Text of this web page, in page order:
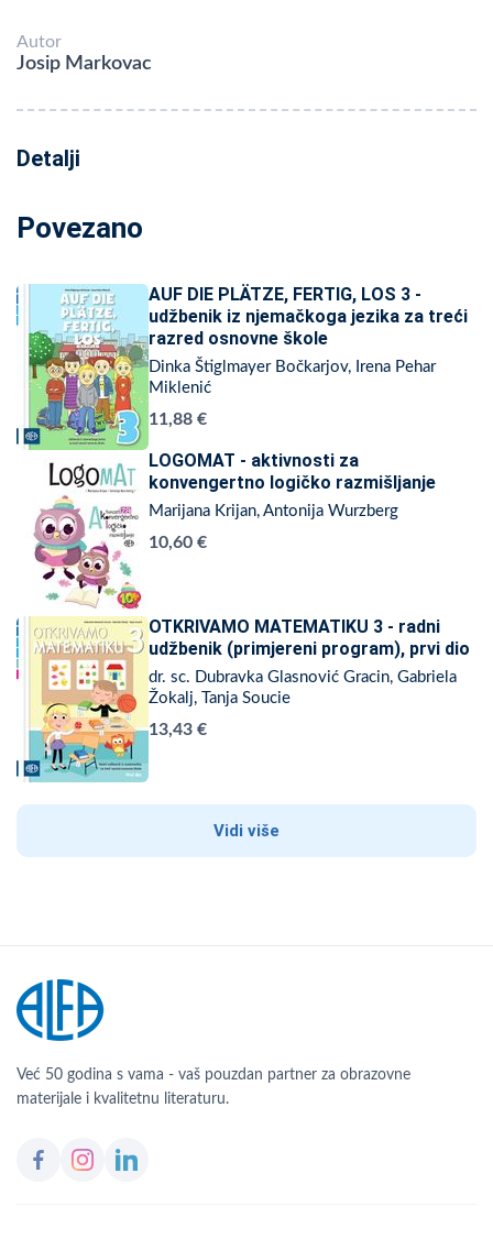
Autor
Josip Markovac
Detalji
Povezano
AUF DIE PLÄTZE, FERTIG, LOS 3 -
udžbenik iz njemačkoga jezika za treći
razred osnovne škole
Dinka Štiglmayer Bočkarjov, Irena Pehar
Miklenić
11,88 €
LOGOMAT - aktivnosti za
konvengertno logičko razmišljanje
Marijana Krijan, Antonija Wurzberg
10,60 €
OTKRIVAMO MATEMATIKU 3 - radni
udžbenik (primjereni program), prvi dio
dr. sc. Dubravka Glasnović Gracin, Gabriela
Žokalj, Tanja Soucie
13,43 €
Vidi više
Već 50 godina s vama - vaš pouzdan partner za obrazovne
materijale i kvalitetnu literaturu.